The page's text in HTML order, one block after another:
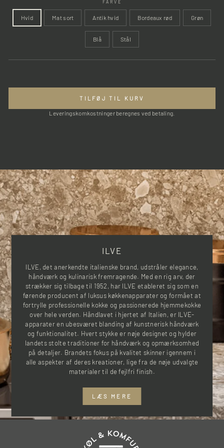
FARVE
Hvid Mat sort Antik hvid Bordeaux rød Grøn
Blå Stål
TILFØJ TIL KURV
Leveringskomkostninger beregnes ved betaling.
ILVE
ILVE, det anerkendte italienske brand, udstråler elegance,
håndværk og kulinarisk fremragende. Med en rig arv, der
strækker sig tilbage til 1952, har ILVE etableret sig som en
førende producent af luksus køkkenapparater og formået at
fortrylle professionelle kokke og passionerede hjemmekokke
over hele verden. Håndlavet i hjertet af Italien, er ILVE-
apparater en ubesværet blanding af kunstnerisk håndværk
og funktionalitet. Hvert stykke er nøje designet og hylder
landets stolte traditioner for håndværk og opmærksomhed
på detaljer. Brandets fokus på kvalitet skinner igennem i
alle aspekter af deres kreationer, lige fra de nøje udvalgte
materialer til de fejlfri finish.
LÆS MERE